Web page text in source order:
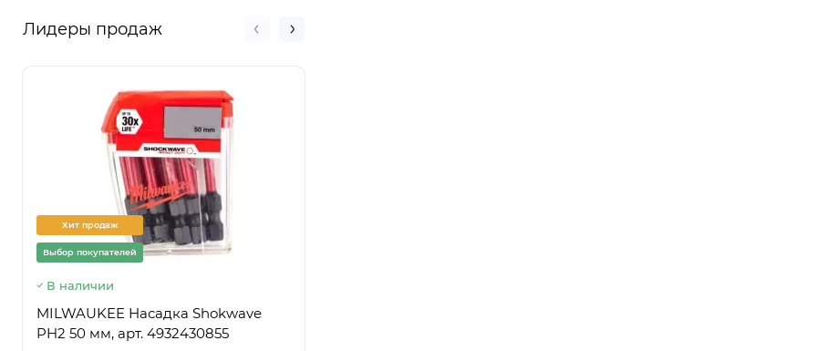
Лидеры продаж
Хит продаж
Выбор покупателей
В наличии
MILWAUKEE Насадка Shokwave
PH2 50 мм, арт. 4932430855